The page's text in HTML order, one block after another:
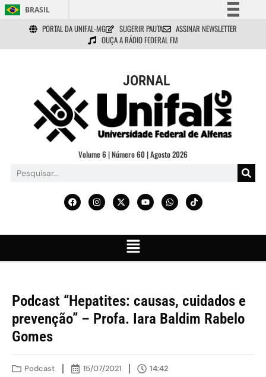
BRASIL
Simplifique!
Comunica BR
Acesso à informação
Legislação
Canais
PORTAL DA UNIFAL-MG SUGERIR PAUTA
ASSINAR NEWSLETTER
OUÇA A RÁDIO FEDERAL FM
JORNAL
Volume 6 | Número 60 | Agosto 2026
Podcast “Hepatites: causas, cuidados e
prevenção” – Profa. Iara Baldim Rabelo
Gomes
Podcast 15/07/2021
14:42